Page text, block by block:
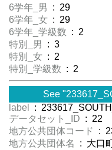
6学年_男
: 29
6学年_女 : 29
6学年_学級数 : 2
特別_男
: 3
特別_女 : 2
特別_学級数 : 2
See
label
:
データセット_ID : 22
地方公共団体コード
:
地方公共団体名
: 大口